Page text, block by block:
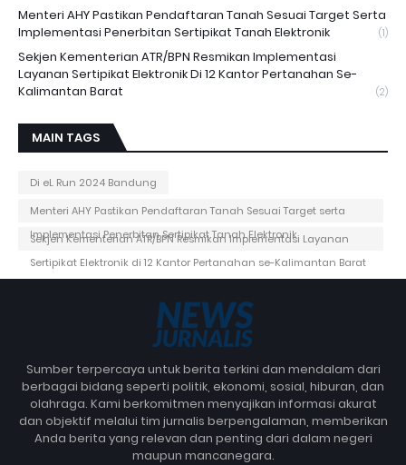
Menteri AHY Pastikan Pendaftaran Tanah Sesuai Target Serta
Implementasi Penerbitan Sertipikat Tanah Elektronik
(1)
Sekjen Kementerian ATR/BPN Resmikan Implementasi
Layanan Sertipikat Elektronik Di 12 Kantor Pertanahan Se-
Kalimantan Barat
(2)
MAIN TAGS
Di eL Run 2024 Bandung
Menteri AHY Pastikan Pendaftaran Tanah Sesuai Target serta
Implementasi Penerbitan Sertipikat Tanah Elektronik
Sekjen Kementerian ATR/BPN Resmikan Implementasi Layanan
Sertipikat Elektronik di 12 Kantor Pertanahan se-Kalimantan Barat
Sumber terpercaya untuk berita terkini dan mendalam dari
berbagai bidang seperti politik, ekonomi, sosial, hiburan, dan
olahraga. Kami berkomitmen menyajikan informasi akurat
dan objektif melalui tim jurnalis berpengalaman, memberikan
Anda berita yang relevan dan penting dari dalam negeri
maupun mancanegara.